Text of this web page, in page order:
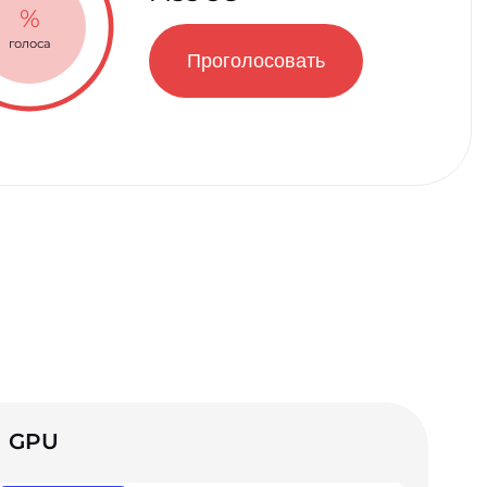
Проголосовать
%
голоса
GPU